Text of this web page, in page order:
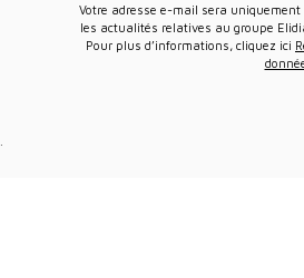
Votre adresse e-mail sera uniquement utilisée pour vous envoyer des informations sur
les actualités relatives au groupe
Pour plus d’informations, cliquez ici